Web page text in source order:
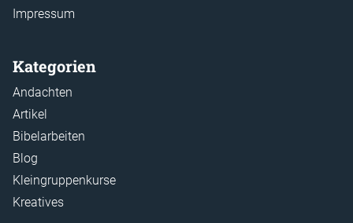
Impressum
Kategorien
Andachten
Artikel
Bibelarbeiten
Blog
Kleingruppenkurse
Kreatives